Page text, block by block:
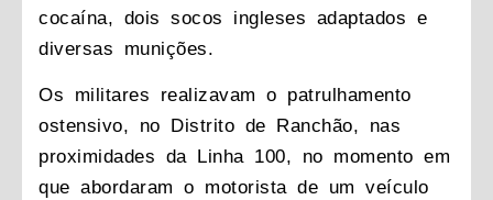
cocaína, dois socos ingleses adaptados e
diversas munições.
Os militares realizavam o patrulhamento
ostensivo, no Distrito de Ranchão, nas
proximidades da Linha 100, no momento em
que abordaram o motorista de um veículo